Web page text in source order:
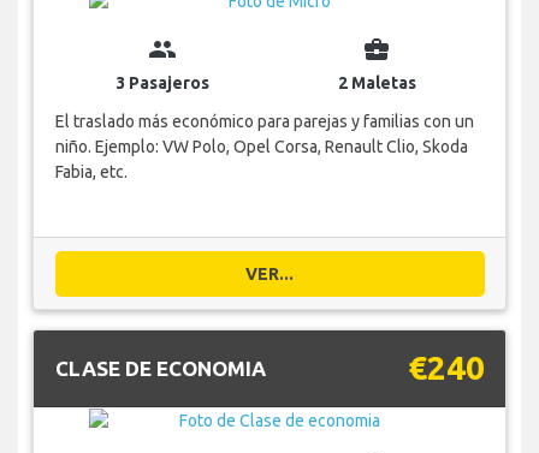
group
3 Pasajeros
business_center
2 Maletas
El traslado más económico para parejas y familias con un
niño. Ejemplo: VW Polo, Opel Corsa, Renault Clio, Skoda
Fabia, etc.
VER...
CLASE DE ECONOMIA €240